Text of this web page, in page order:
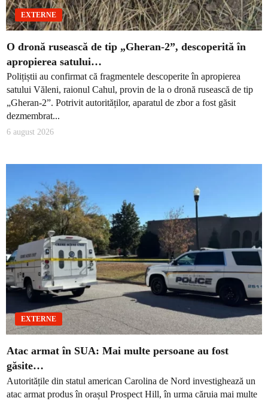
EXTERNE
O dronă rusească de tip „Gheran-2”, descoperită în
apropierea satului…
Polițiștii au confirmat că fragmentele descoperite în apropierea
satului Văleni, raionul Cahul, provin de la o dronă rusească de tip
„Gheran-2”. Potrivit autorităților, aparatul de zbor a fost găsit
dezmembrat...
6 august 2026
EXTERNE
Atac armat în SUA: Mai multe persoane au fost
găsite…
Autoritățile din statul american Carolina de Nord investighează un
atac armat produs în orașul Prospect Hill, în urma căruia mai multe